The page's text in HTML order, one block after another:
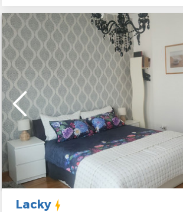
Studio Apartman Lacky Beograd
Smešten je na 5. spratu
liftom, površine je 30m2 i može
maksimalno 2 osobe.
Beograd
Lokacija: Beograd
Centar
Adresa:Nušićeva
20
Cena
40 €
Gosti:
Kvadratura :
m2
Struktura :
Lacky